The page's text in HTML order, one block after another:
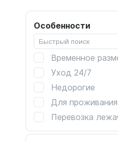
Особенности
Временное
Уход 24/7
Недорогие
Для проживания
Перевозка
2-х местная